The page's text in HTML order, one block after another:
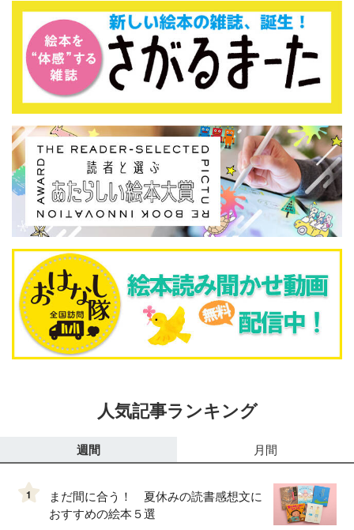
人気記事ランキング
週間 月間
1
まだ間に合う！ 夏休みの読書感想文に
おすすめの絵本５選